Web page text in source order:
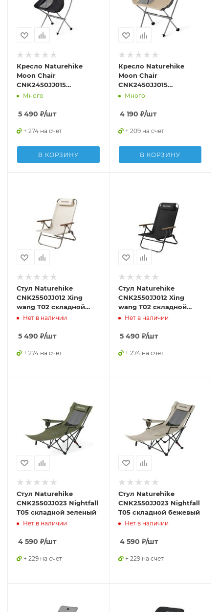
Кресло Naturehike
Moon Chair
CNK2450JJ015
складное чёрный L,
Много
5 490 ₽/шт
+ 274 на счет
В КОРЗИНУ
Кресло Naturehike
Moon Chair
CNK2450JJ015
складное коричневый
Много
4 190 ₽/шт
+ 209 на счет
В КОРЗИНУ
Стул Naturehike
CNK2550JJ012 Xing
wang T02 складной
бежевый
Нет в наличии
5 490 ₽/шт
+ 274 на счет
Стул Naturehike
CNK2550JJ012 Xing
wang T02 складной
черный
Нет в наличии
5 490 ₽/шт
+ 274 на счет
Стул Naturehike
CNK2550JJ023 Nightfall
T05 складной зеленый
Нет в наличии
4 590 ₽/шт
+ 229 на счет
Стул Naturehike
CNK2550JJ023 Nightfall
T05 складной бежевый
Нет в наличии
4 590 ₽/шт
+ 229 на счет